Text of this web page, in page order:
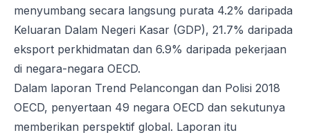
menyumbang secara langsung purata 4.2% daripada
Keluaran Dalam Negeri Kasar (GDP), 21.7% daripada
eksport perkhidmatan dan 6.9% daripada pekerjaan
di negara-negara OECD.
Dalam laporan Trend Pelancongan dan Polisi 2018
OECD, penyertaan 49 negara OECD dan sekutunya
memberikan perspektif global. Laporan itu